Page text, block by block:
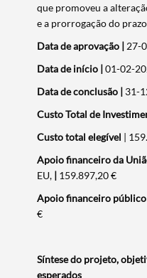
que promoveu a
e a prorrogação do
Data de aprovação | 27-
Data de início |01-02-
Data de conclusão | 31-
Custo Total de
Custo total elegível |
Apoio financeiro da
EU, | 159.897,20 €
Apoio financeiro
€
Síntese do projeto,
esperados